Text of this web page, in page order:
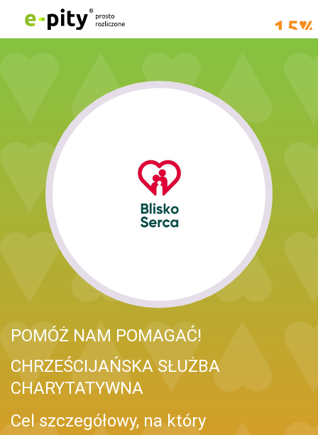
POMÓŻ NAM POMAGAĆ!
CHRZEŚCIJAŃSKA SŁUŻBA
CHARYTATYWNA
Cel szczegółowy, na który